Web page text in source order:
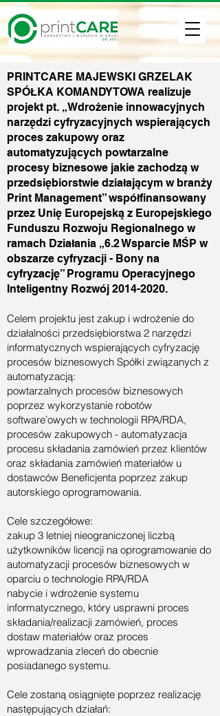
PRINTCARE MAJEWSKI GRZELAK
SPÓŁKA KOMANDYTOWA realizuje
projekt pt. „Wdrożenie innowacyjnych
narzędzi cyfryzacyjnych wspierających
proces zakupowy oraz
automatyzujących powtarzalne
procesy biznesowe jakie zachodzą w
przedsiębiorstwie działającym w branży
Print Management” współfinansowany
przez Unię Europejską z Europejskiego
Funduszu Rozwoju Regionalnego w
ramach Działania „6.2 Wsparcie MŚP w
obszarze cyfryzacji - Bony na
cyfryzację” Programu Operacyjnego
Inteligentny Rozwój 2014-2020.
Celem projektu jest zakup i wdrożenie do
działalności przedsiębiorstwa 2 narzędzi
informatycznych wspierających cyfryzację
procesów biznesowych Spółki związanych z
automatyzacją:
powtarzalnych procesów biznesowych
poprzez wykorzystanie robotów
software’owych w technologii RPA/RDA,
procesów zakupowych - automatyzacja
procesu składania zamówień przez klientów
oraz składania zamówień materiałów u
dostawców Beneficjenta poprzez zakup
autorskiego oprogramowania.
Cele szczegółowe:
zakup 3 letniej nieograniczonej liczbą
użytkowników licencji na oprogramowanie do
automatyzacji procesów biznesowych w
oparciu o technologie RPA/RDA
nabycie i wdrożenie systemu
informatycznego, który usprawni proces
składania/realizacji zamówień, proces
dostaw materiałów oraz proces
wprowadzania zleceń do obecnie
posiadanego systemu.
Cele zostaną osiągnięte poprzez realizację
następujących działań: